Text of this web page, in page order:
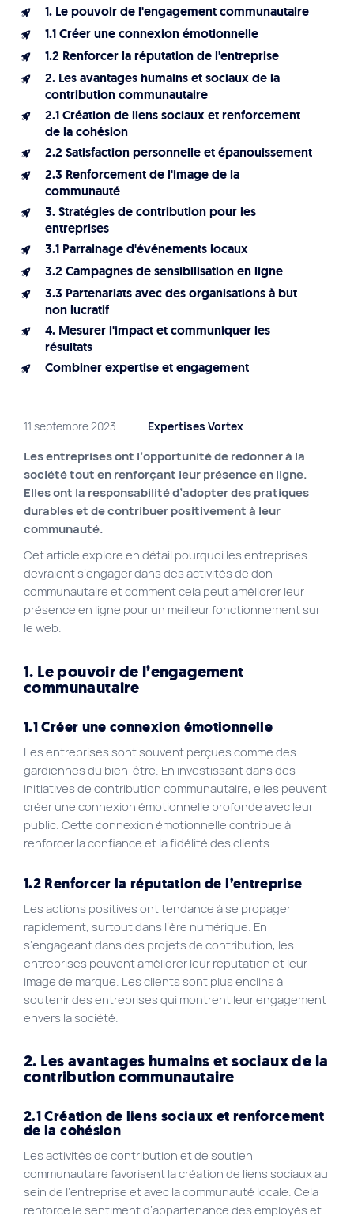
Plan du site
Site Web municipal
Vie Privée
40 rue Jean-Talon E., Montreal
514 278-7575
1. Le pouvoir de l'engagement communautaire
1.1 Créer une connexion émotionnelle
1.2 Renforcer la réputation de l'entreprise
2. Les avantages humains et sociaux de la
contribution communautaire
2.1 Création de liens sociaux et renforcement
de la cohésion
2.2 Satisfaction personnelle et épanouissement
2.3 Renforcement de l'image de la
communauté
3. Stratégies de contribution pour les
entreprises
3.1 Parrainage d'événements locaux
3.2 Campagnes de sensibilisation en ligne
3.3 Partenariats avec des organisations à but
non lucratif
4. Mesurer l'impact et communiquer les
résultats
Combiner expertise et engagement
11 septembre 2023 Expertises Vortex
Les entreprises ont l’opportunité de redonner à la
société tout en renforçant leur présence en ligne.
Elles ont la responsabilité d’adopter des pratiques
durables et de contribuer positivement à leur
communauté.
Cet article explore en détail pourquoi les entreprises
devraient s’engager dans des activités de don
communautaire et comment cela peut améliorer leur
présence en ligne pour un meilleur fonctionnement sur
le web.
1. Le pouvoir de l’engagement
communautaire
1.1 Créer une connexion émotionnelle
Les entreprises sont souvent perçues comme des
gardiennes du bien-être. En investissant dans des
initiatives de contribution communautaire, elles peuvent
créer une connexion émotionnelle profonde avec leur
public. Cette connexion émotionnelle contribue à
renforcer la confiance et la fidélité des clients.
1.2 Renforcer la réputation de l’entreprise
Les actions positives ont tendance à se propager
rapidement, surtout dans l’ère numérique. En
s’engageant dans des projets de contribution, les
entreprises peuvent améliorer leur réputation et leur
image de marque. Les clients sont plus enclins à
soutenir des entreprises qui montrent leur engagement
envers la société.
2. Les avantages humains et sociaux de la
contribution communautaire
2.1 Création de liens sociaux et renforcement
de la cohésion
Les activités de contribution et de soutien
communautaire favorisent la création de liens sociaux au
sein de l’entreprise et avec la communauté locale. Cela
renforce le sentiment d’appartenance des employés et